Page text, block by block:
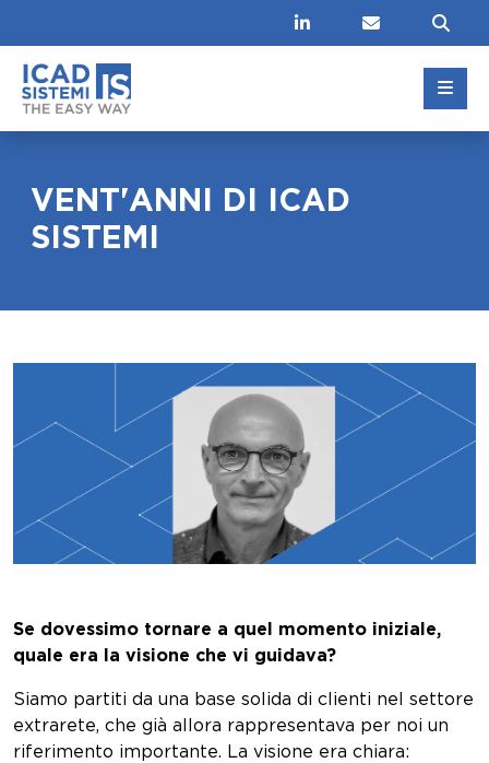
Linkedin Contatti
VENT'ANNI DI ICAD
SISTEMI
Se dovessimo tornare a quel momento iniziale,
quale era la visione che vi guidava?
Siamo partiti da una base solida di clienti nel settore
extrarete, che già allora rappresentava per noi un
riferimento importante. La visione era chiara: